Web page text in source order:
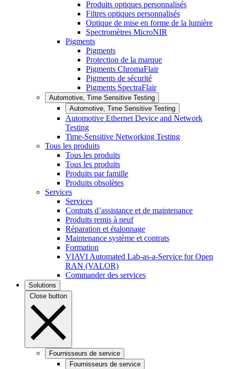
Produits optiques personnalisés
Filtres optiques personnalisés
Optique de mise en forme de la lumière
Spectromètres MicroNIR
Pigments
Pigments
Protection de la marque
Pigments ChromaFlair
Pigments de sécurité
Pigments SpectraFlair
Automotive, Time Sensitive Testing
Automotive, Time Sensitive Testing
Automotive Ethernet Device and Network
Testing
Time-Sensitive Networking Testing
Tous les produits
Tous les produits
Tous les produits
Produits par famille
Produits obsolètes
Services
Services
Contrats d’assistance et de maintenance
Produits remis à neuf
Réparation et étalonnage
Maintenance système et contrats
Formation
VIAVI Automated Lab-as-a-Service for Open
RAN (VALOR)
Commander des services
Solutions
Close button
Fournisseurs de service
Fournisseurs de service